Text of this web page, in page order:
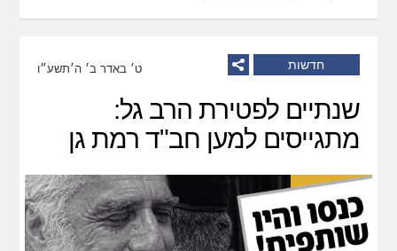
חדשות ט׳ באדר ב׳ ה׳תשע״ו
שנתיים לפטירת הרב גל:
מתגייסים למען חב"ד רמת גן